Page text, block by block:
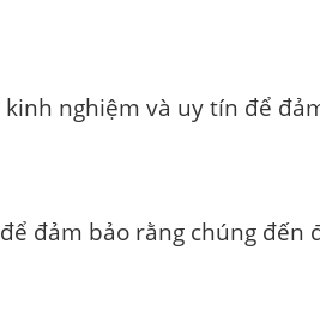
nghiệm và uy tín để
đảm bảo rằng chúng đến